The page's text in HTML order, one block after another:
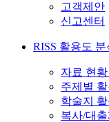
고객제안
신고센터
RISS 활용도 분
자료 현황
주제별
학술지
복사/대